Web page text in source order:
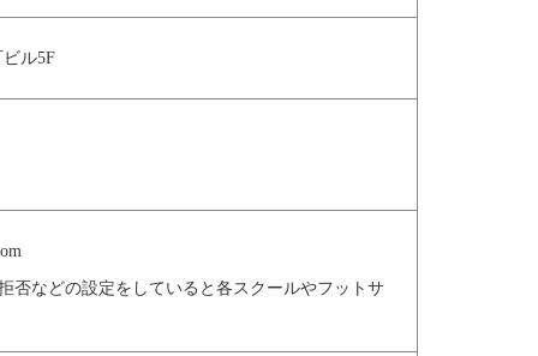
ル5F
否などの設定をしていると各スクールやフットサ